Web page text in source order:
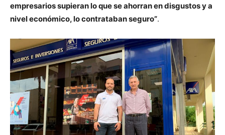
empresarios supieran lo que se ahorran en disgustos y a
nivel económico, lo contrataban seguro”.